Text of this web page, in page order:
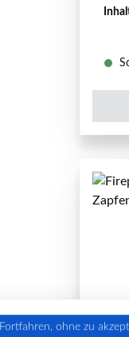
Fortfahren, ohne zu